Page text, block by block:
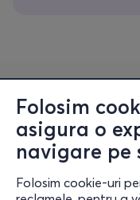
Folosim
asigura o
navigare pe
Folosim cookie-uri
Ajutor
Rămâi conectat